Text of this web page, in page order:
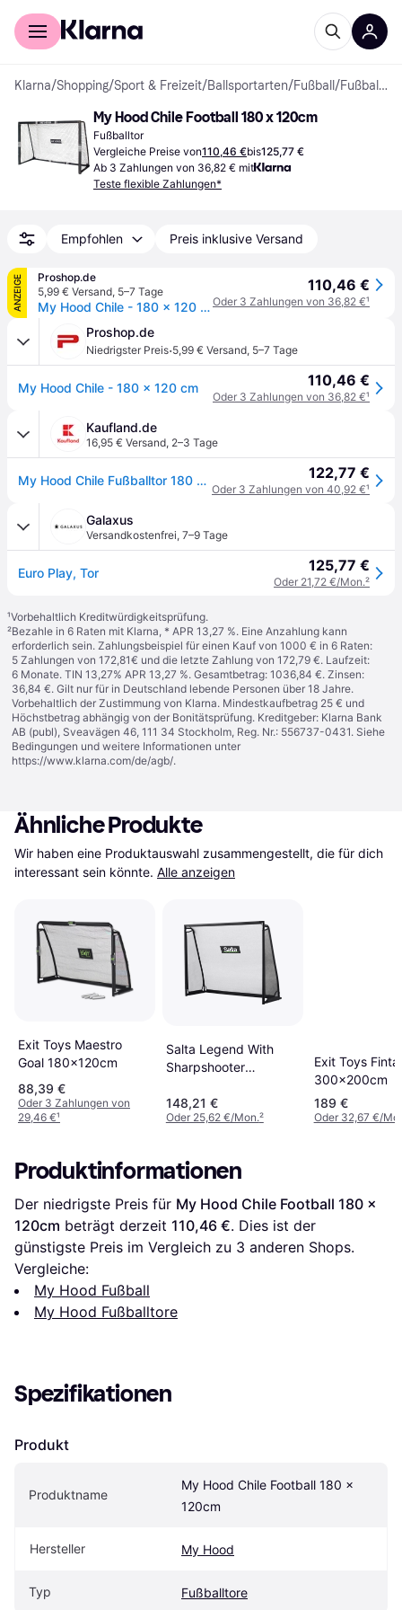
Für Shopper
Klarna/Shopping/Sport & Freizeit/Ballsportarten/Fußball / Fußballtore
My Hood Chile Football 180 x 120cm
Fußballtor
Vergleiche Preise von110,46 €bis125,77 €
Ab 3 Zahlungen von 36,82 € mit
Teste flexible Zahlungen*
Empfohlen Preis inklusive Versand
ANZEIGE
Proshop.de
5,99 € Versand, 5–7 Tage
My Hood Chile - 180 x 120 cm
110,46 €
Oder 3 Zahlungen von 36,82 €¹
Proshop.de
Niedrigster Preis·5,99 € Versand, 5–7 Tage
My Hood Chile - 180 x 120 cm 110,46 €
Oder 3 Zahlungen von 36,82 €¹
Kaufland.de
16,95 € Versand, 2–3 Tage
My Hood Chile Fußballtor 180 X 120 X 60 cm 302310 122,77 €
Oder 3 Zahlungen von 40,92 €¹
Galaxus
Versandkostenfrei, 7–9 Tage
Euro Play, Tor 125,77 €
Oder 21,72 €/Mon.²
¹Vorbehaltlich Kreditwürdigkeitsprüfung.
²Bezahle in 6 Raten mit Klarna, * APR 13,27 %. Eine Anzahlung kann
erforderlich sein. Zahlungsbeispiel für einen Kauf von 1000 € in 6 Raten:
5 Zahlungen von 172,81€ und die letzte Zahlung von 172,79 €. Laufzeit:
6 Monate. TIN 13,27% APR 13,27 %. Gesamtbetrag: 1036,84 €. Zinsen:
36,84 €. Gilt nur für in Deutschland lebende Personen über 18 Jahre.
Vorbehaltlich der Zustimmung von Klarna. Mindestkaufbetrag 25 € und
Höchstbetrag abhängig von der Bonitätsprüfung. Kreditgeber: Klarna Bank
AB (publ), Sveavägen 46, 111 34 Stockholm, Reg. Nr.: 556737-0431. Siehe
Bedingungen und weitere Informationen unter
https://www.klarna.com/de/agb/.
Ähnliche Produkte
Wir haben eine Produktauswahl zusammengestellt, die für dich
interessant sein könnte. Alle anzeigen
Exit Toys Maestro
Goal 180x120cm
88,39 €
Oder 3 Zahlungen von
29,46 €¹
Salta Legend With
Sharpshooter
148,21 €
Oder 25,62 €/Mon.²
Exit Toys Finta
300x200cm
189 €
Oder 32,67 €/
Produktinformationen
Der niedrigste Preis für My Hood Chile Football 180 x
120cm beträgt derzeit 110,46 €. Dies ist der
günstigste Preis im Vergleich zu 3 anderen Shops.
Vergleiche:
My Hood Fußball
My Hood Fußballtore
Spezifikationen
Produkt
Produktname
My Hood Chile Football 180 x
120cm
Hersteller My Hood
Typ Fußballtore